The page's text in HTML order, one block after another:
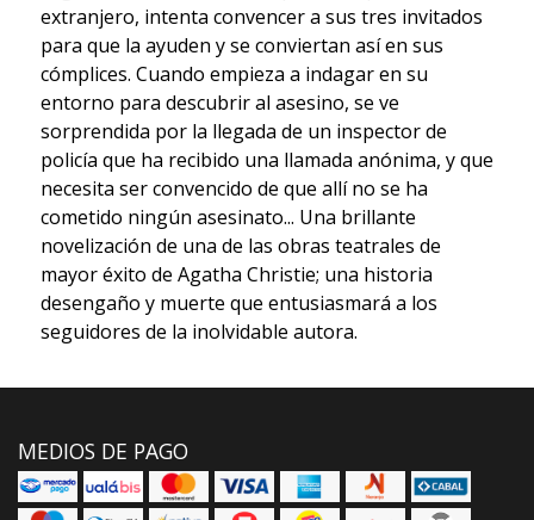
extranjero, intenta convencer a sus tres invitados
para que la ayuden y se conviertan así en sus
cómplices. Cuando empieza a indagar en su
entorno para descubrir al asesino, se ve
sorprendida por la llegada de un inspector de
policía que ha recibido una llamada anónima, y que
necesita ser convencido de que allí no se ha
cometido ningún asesinato... Una brillante
novelización de una de las obras teatrales de
mayor éxito de Agatha Christie; una historia
desengaño y muerte que entusiasmará a los
seguidores de la inolvidable autora.
MEDIOS DE PAGO